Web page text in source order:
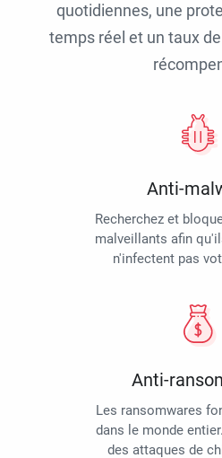
quotidiennes, une
temps réel et un taux
Anti-
Recherchez et
malveillants afin
n'infectent pas
Anti-
Les ransomwares
dans le monde
des attaques de